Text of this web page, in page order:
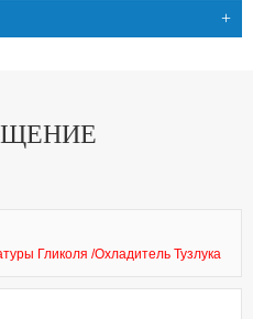
Гликоля /Охладитель Тузлука